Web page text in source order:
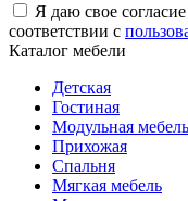
Я даю свое
соответствии с
Каталог мебели
Детская
Гостиная
Модульная мебель
Прихожая
Спальня
Мягкая мебель